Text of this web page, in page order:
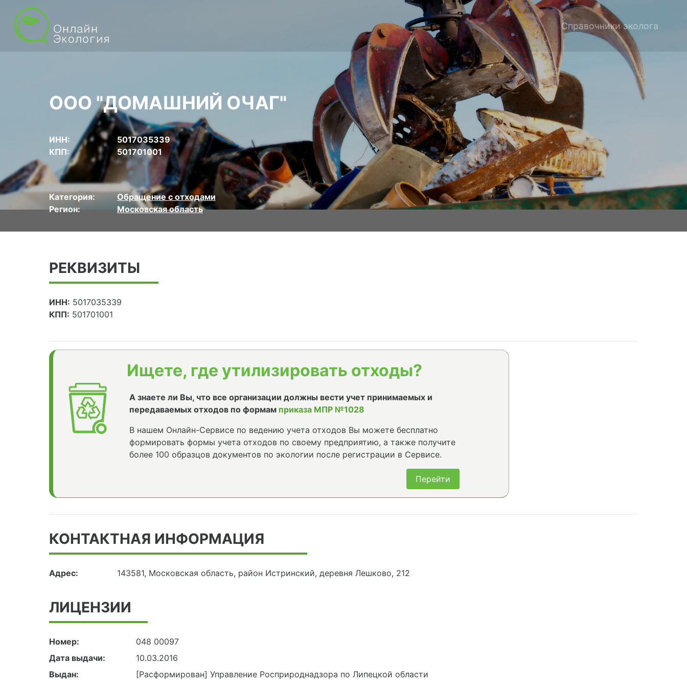
Справочники эколога
ООО "ДОМАШНИЙ ОЧАГ"
ИНН:
5017035339
КПП:
501701001
Категория:
Обращение с отходами
Регион:
Московская область
РЕКВИЗИТЫ
ИНН: 5017035339
КПП: 501701001
Ищете, где утилизировать отходы?
А знаете ли Вы, что все организации должны вести учет принимаемых и
передаваемых отходов по формам приказа МПР №1028
В нашем Онлайн-Сервисе по ведению учета отходов Вы можете бесплатно
формировать формы учета отходов по своему предприятию, а также получите
более 100 образцов документов по экологии после регистрации в Сервисе.
Перейти
КОНТАКТНАЯ ИНФОРМАЦИЯ
Адрес: 143581, Московская область, район Истринский, деревня Лешково, 212
ЛИЦЕНЗИИ
Номер:
048 00097
Дата выдачи:
10.03.2016
Выдан:
[Расформирован] Управление Росприроднадзора по Липецкой области